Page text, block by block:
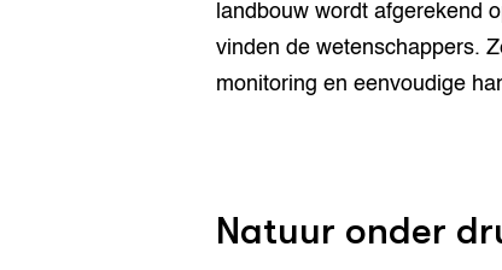
landbouw wordt afgerekend
vinden de wetenschappers.
monitoring en eenvoudige
Natuur onder